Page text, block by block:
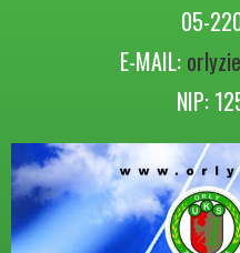
05-
E-MAIL:
NIP: